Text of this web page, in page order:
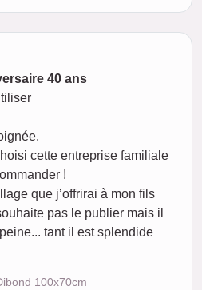
40 ans
cette entreprise familiale
!
que j’offrirai à mon fils
pas le publier mais il
tant il est splendide
100x70cm